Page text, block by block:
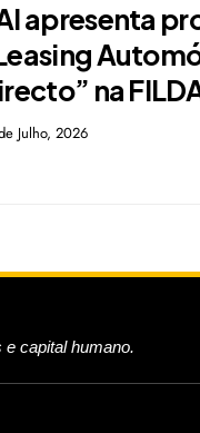
apresenta
na
Julho, 2026
capital humano.